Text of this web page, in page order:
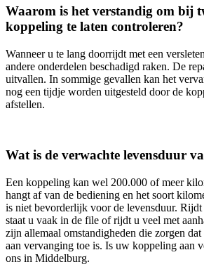
Waarom is het verstandig om bij
koppeling te laten controleren?
Wanneer u te lang doorrijdt met een
andere onderdelen beschadigd raken. De
uitvallen. In sommige gevallen kan het
nog een tijdje worden uitgesteld door de
afstellen.
Wat is de verwachte levensduur
Een koppeling kan wel 200.000 of meer
hangt af van de bediening en het soort
is niet bevorderlijk voor de levensduur. Rijdt
staat u vaak in de file of rijdt u veel met
zijn allemaal omstandigheden die zorgen
aan vervanging toe is. Is uw koppeling aan
ons in Middelburg.